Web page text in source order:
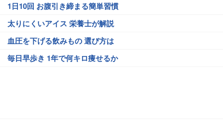
1日10回 お腹引き締まる簡単習慣
太りにくいアイス 栄養士が解説
血圧を下げる飲みもの 選び方は
毎日早歩き 1年で何キロ痩せるか